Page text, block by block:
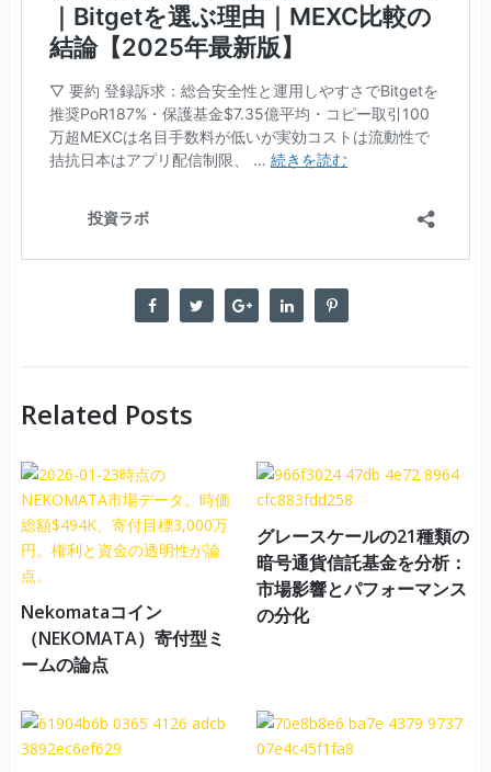
Related Posts
Nekomataコイン
（NEKOMATA）寄付型ミ
ームの論点
グレースケールの21種類の
暗号通貨信託基金を分析：
市場影響とパフォーマンス
の分化